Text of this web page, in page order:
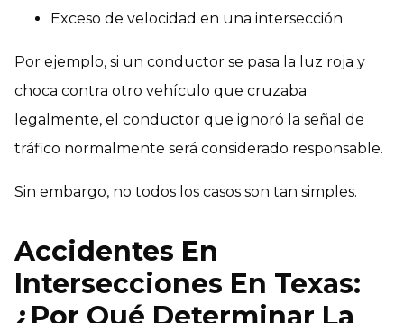
Exceso de velocidad en una intersección
Por ejemplo, si un conductor se pasa la luz roja y
choca contra otro vehículo que cruzaba
legalmente, el conductor que ignoró la señal de
tráfico normalmente será considerado responsable.
Sin embargo, no todos los casos son tan simples.
Accidentes En
Intersecciones En Texas:
¿Por Qué Determinar La